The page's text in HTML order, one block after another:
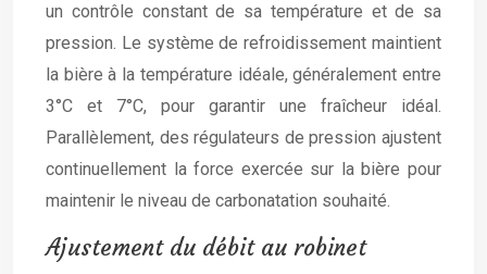
un contrôle constant de sa température et de sa
pression. Le système de refroidissement maintient
la bière à la température idéale, généralement entre
3°C et 7°C, pour garantir une fraîcheur idéal.
Parallèlement, des régulateurs de pression ajustent
continuellement la force exercée sur la bière pour
maintenir le niveau de carbonatation souhaité.
Ajustement du débit au robinet